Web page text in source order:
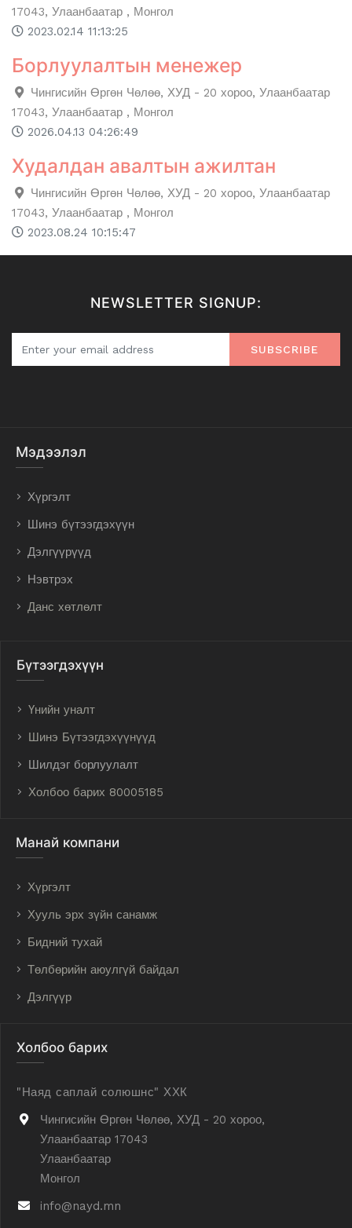
17043, Улаанбаатар , Монгол
2023.02.14 11:13:25
Борлуулалтын менежер
Чингисийн Өргөн Чөлөө, ХУД - 20 хороо, Улаанбаатар
17043, Улаанбаатар , Монгол
2026.04.13 04:26:49
Худалдан авалтын ажилтан
Чингисийн Өргөн Чөлөө, ХУД - 20 хороо, Улаанбаатар
17043, Улаанбаатар , Монгол
2023.08.24 10:15:47
NEWSLETTER SIGNUP:
SUBSCRIBE
Мэдээлэл
Хүргэлт
Шинэ бүтээгдэхүүн
Дэлгүүрүүд
Нэвтрэх
Данс хөтлөлт
Бүтээгдэхүүн
Үнийн уналт
Шинэ Бүтээгдэхүүнүүд
Шилдэг борлуулалт
Холбоо барих 80005185
Манай компани
Хүргэлт
Хууль эрх зүйн санамж
Бидний тухай
Төлбөрийн аюулгүй байдал
Дэлгүүр
Холбоо барих
"Наяд саплай солюшнс" ХХК
Чингисийн Өргөн Чөлөө, ХУД - 20 хороо,
Улаанбаатар 17043
Улаанбаатар
Монгол
info@nayd.mn